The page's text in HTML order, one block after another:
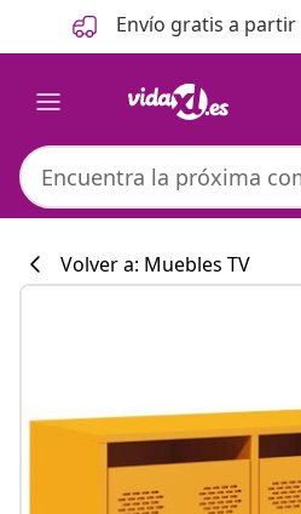
Anterior
Siguiente Envío gratis a partir
#sharemevidaxl
Volver a: Muebles TV